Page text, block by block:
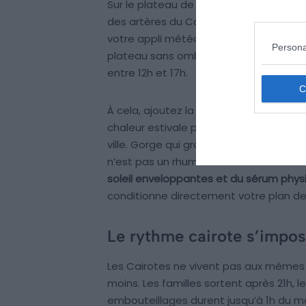
Sur le plateau de Gizeh à 11h, entre le
des artères du Caire, la température
votre appli météo. Comptez 5 à 7 °C
plateau sans ombre et sur sable clair,
entre 12h et 17h.
À cela, ajoutez la pollution : Le Caire
chaleur estivale piège les particules
ville. Gorge qui gratte après 2h
n’est pas un rhume.
soleil enveloppantes et du sérum
conditionne directement votre plan
Le rythme cairote
Les Cairotes ne vivent pas aux
moins. Les familles sortent après
embouteillages durent jusqu’à 1h du